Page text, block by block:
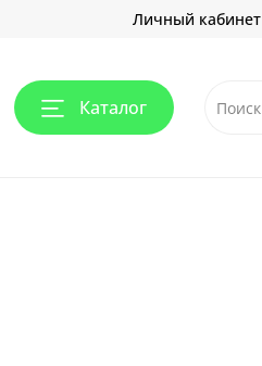
Личный кабинет
Каталог